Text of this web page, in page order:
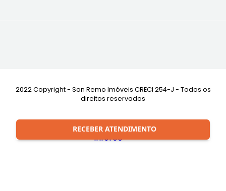
RECEBER ATENDIMENTO
2022 Copyright - San Remo Imóveis CRECI 254-J - Todos os
direitos reservados